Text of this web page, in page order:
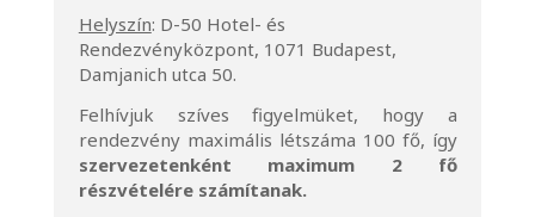
Helyszín: D-50 Hotel- és
Rendezvényközpont, 1071 Budapest,
Damjanich utca 50.
Felhívjuk szíves figyelmüket, hogy a
rendezvény maximális létszáma 100 fő, így
szervezetenként maximum 2 fő
részvételére számítanak.